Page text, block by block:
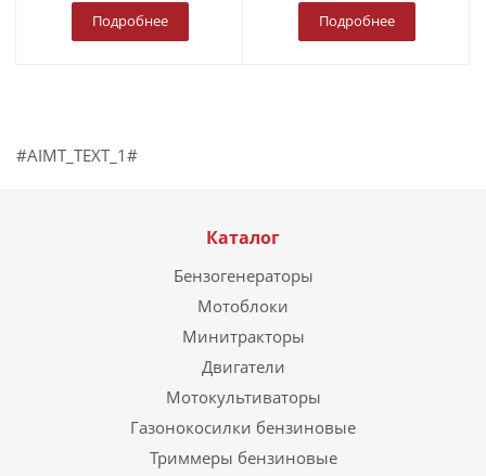
Подробнее Подробнее
#AIMT_TEXT_1#
Каталог
Бензогенераторы
Мотоблоки
Минитракторы
Двигатели
Мотокультиваторы
Газонокосилки бензиновые
Триммеры бензиновые